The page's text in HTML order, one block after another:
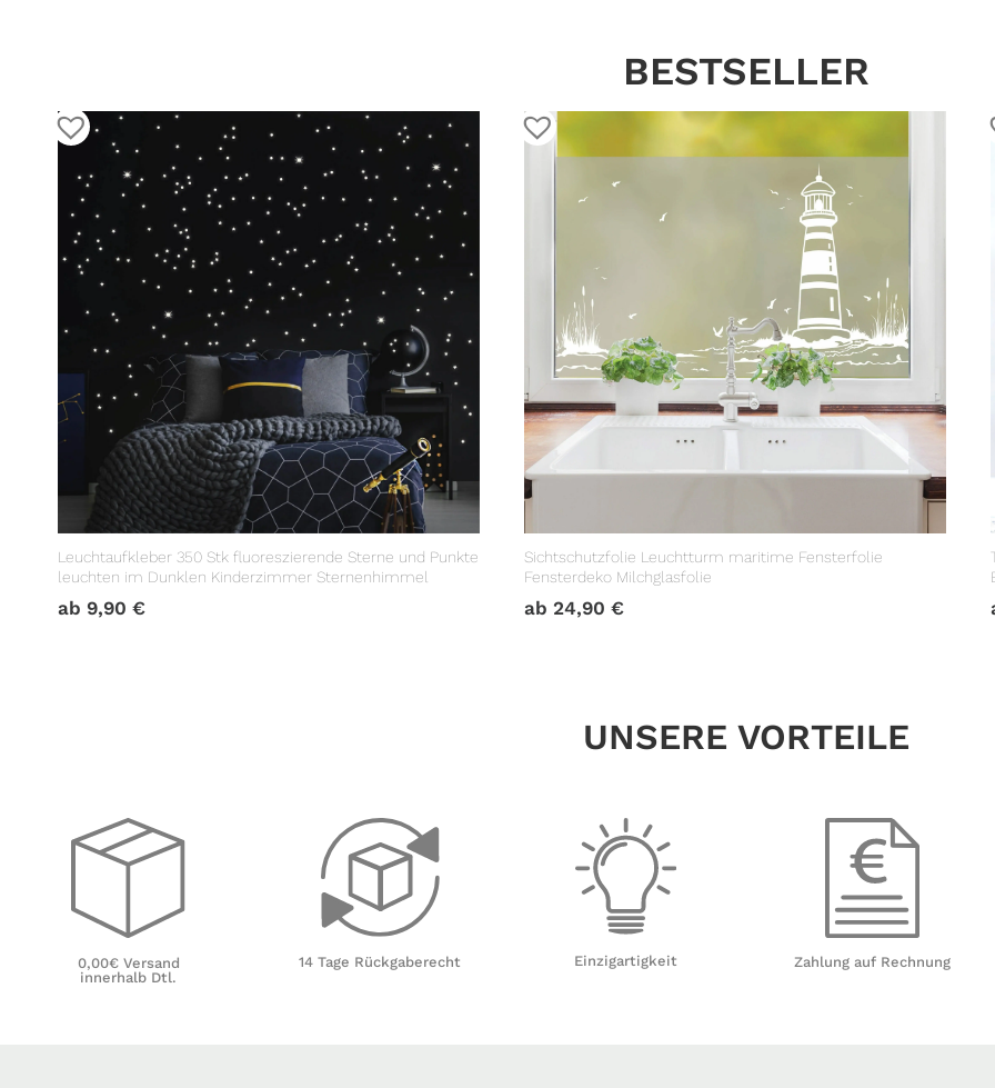
BESTSELLER
Leuchtaufkleber 350 Stk fluoreszierende Sterne und Punkte
leuchten im Dunklen Kinderzimmer Sternenhimmel
ab 9,90 €
Sichtschutzfolie Leuchtturm maritime Fensterfolie
Fensterdeko Milchglasfolie
ab 24,90 €
UNSERE VORTEILE
0,00€ Versand
innerhalb Dtl.
14 Tage Rückgaberecht Einzigartigkeit Zahlung auf Rechnung